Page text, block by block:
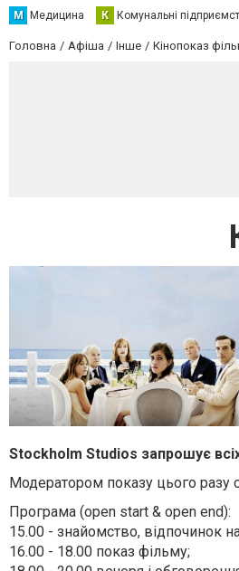
М Медицина К Комунальні
Головна Афіша Інше Кінопоказ
Stockholm Studios запрошує
Модератором показу цього разу
Програма (open start & open end):
15.00 - знайомство, відпочинок
16.00 - 18.00 показ фільму;